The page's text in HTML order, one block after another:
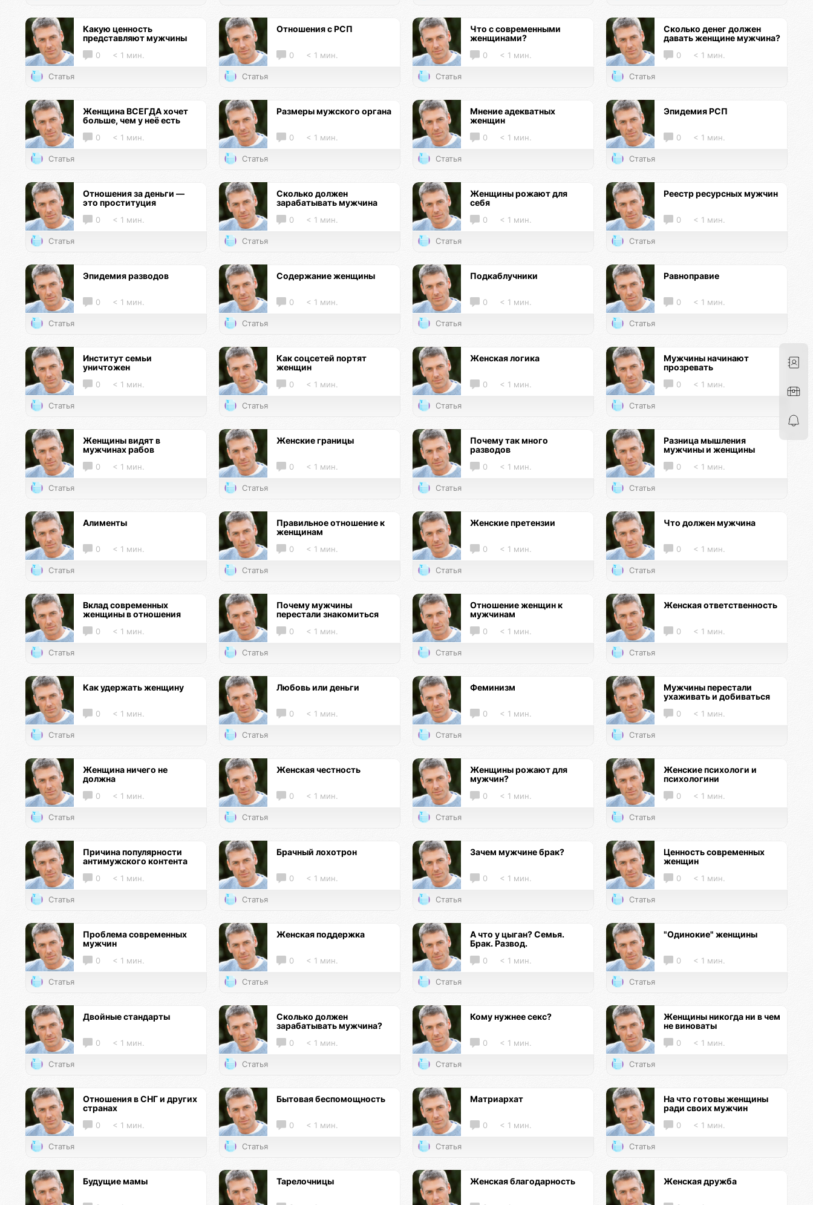
Какую ценность
представляют мужчины
0 < 1 мин.
Статья
Отношения с РСП
0 < 1 мин.
Статья
Что с современными
женщинами?
0 < 1 мин.
Статья
Сколько денег должен
давать женщине мужчина?
0 < 1 мин.
Статья
Женщина ВСЕГДА хочет
больше, чем у неё есть
0 < 1 мин.
Статья
Размеры мужского органа
0 < 1 мин.
Статья
Мнение адекватных
женщин
0 < 1 мин.
Статья
Эпидемия РСП
0 < 1 мин.
Статья
Отношения за деньги —
это проституция
0 < 1 мин.
Статья
Сколько должен
зарабатывать мужчина
0 < 1 мин.
Статья
Женщины рожают для
себя
0 < 1 мин.
Статья
Реестр ресурсных мужчин
0 < 1 мин.
Статья
Эпидемия разводов
0 < 1 мин.
Статья
Содержание женщины
0 < 1 мин.
Статья
Подкаблучники
0 < 1 мин.
Статья
Равноправие
0 < 1 мин.
Статья
Институт семьи
уничтожен
0 < 1 мин.
Статья
Как соцсетей портят
женщин
0 < 1 мин.
Статья
Женская логика
0 < 1 мин.
Статья
Мужчины начинают
прозревать
0 < 1 мин.
Статья
Женщины видят в
мужчинах рабов
0 < 1 мин.
Статья
Женские границы
0 < 1 мин.
Статья
Почему так много
разводов
0 < 1 мин.
Статья
Разница мышления
мужчины и женщины
0 < 1 мин.
Статья
Алименты
0 < 1 мин.
Статья
Правильное отношение к
женщинам
0 < 1 мин.
Статья
Женские претензии
0 < 1 мин.
Статья
Что должен мужчина
0 < 1 мин.
Статья
Вклад современных
женщины в отношения
0 < 1 мин.
Статья
Почему мужчины
перестали знакомиться
0 < 1 мин.
Статья
Отношение женщин к
мужчинам
0 < 1 мин.
Статья
Женская ответственность
0 < 1 мин.
Статья
Как удержать женщину
0 < 1 мин.
Статья
Любовь или деньги
0 < 1 мин.
Статья
Феминизм
0 < 1 мин.
Статья
Мужчины перестали
ухаживать и добиваться
0 < 1 мин.
Статья
Женщина ничего не
должна
0 < 1 мин.
Статья
Женская честность
0 < 1 мин.
Статья
Женщины рожают для
мужчин?
0 < 1 мин.
Статья
Женские психологи и
психологини
0 < 1 мин.
Статья
Причина популярности
антимужского контента
0 < 1 мин.
Статья
Брачный лохотрон
0 < 1 мин.
Статья
Зачем мужчине брак?
0 < 1 мин.
Статья
Ценность современных
женщин
0 < 1 мин.
Статья
Проблема современных
мужчин
0 < 1 мин.
Статья
Женская поддержка
0 < 1 мин.
Статья
А что у цыган? Семья.
Брак. Развод.
0 < 1 мин.
Статья
"Одинокие" женщины
0 < 1 мин.
Статья
Двойные стандарты
0 < 1 мин.
Статья
Сколько должен
зарабатывать мужчина?
0 < 1 мин.
Статья
Кому нужнее секс?
0 < 1 мин.
Статья
Женщины никогда ни в чем
не виноваты
0 < 1 мин.
Статья
Отношения в СНГ и других
странах
0 < 1 мин.
Статья
Бытовая беспомощность
0 < 1 мин.
Статья
Матриархат
0 < 1 мин.
Статья
На что готовы женщины
ради своих мужчин
0 < 1 мин.
Статья
Будущие мамы Тарелочницы Женская благодарность Женская дружба